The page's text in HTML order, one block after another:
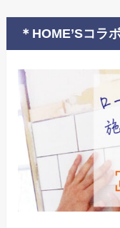
＊HOME’Sコラ